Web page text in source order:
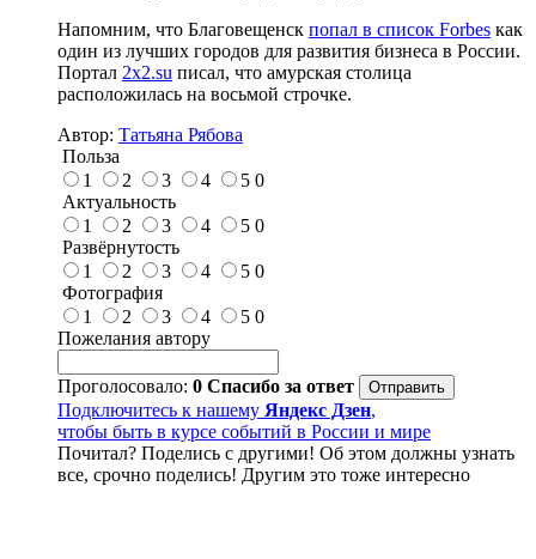
Напомним, что Благовещенск попал в список Forbes как
один из лучших городов для развития бизнеса в России.
Портал 2x2.su писал, что амурская столица
расположилась на восьмой строчке.
Автор: Татьяна Рябова
Польза
1
2 3 4 5 0
Актуальность
1
2 3 4 5 0
Развёрнутость
1
2 3 4 5 0
Фотография
1
2 3 4 5 0
Пожелания автору
Проголосовало: 0 Спасибо за ответ
Подключитесь к нашему Яндекс Дзен,
чтобы быть в курсе событий в России и мире
Почитал? Поделись с другими! Об этом должны узнать
все, срочно поделись! Другим это тоже интересно